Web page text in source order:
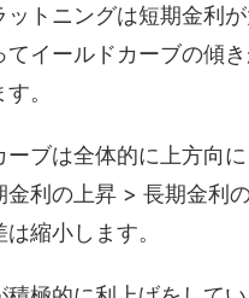
ットニングは短期金利
てイールドカーブの傾
。
ーブは全体的に上方向
金利の上昇 > 長期金利
縮小します。